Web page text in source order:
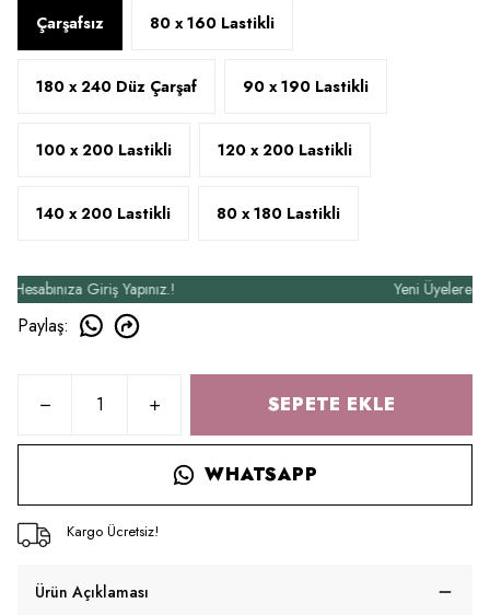
Çarşafsız 80 x 160 Lastikli
180 x 240 Düz Çarşaf 90 x 190 Lastikli
100 x 200 Lastikli 120 x 200 Lastikli
140 x 200 Lastikli 80 x 180 Lastikli
Giriş Yapınız.! Yeni Üyelere
Paylaş:
SEPETE EKLE
WHATSAPP
Kargo Ücretsiz!
Ürün Açıklaması